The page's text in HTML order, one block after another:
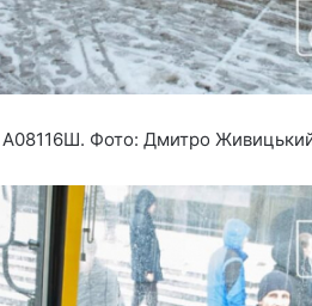
А08116Ш. Фото: Дмитро